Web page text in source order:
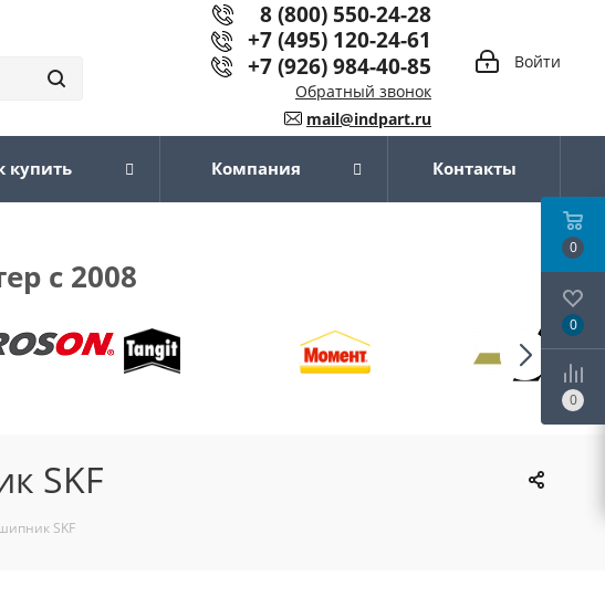
Войти
8 (800) 550-24-28
+7 (495) 120-24-61
+7 (926) 984-40-85
Обратный звонок
mail@indpart.ru
купить Компания Контакты
с 2008
SKF
SKF
0
0
0